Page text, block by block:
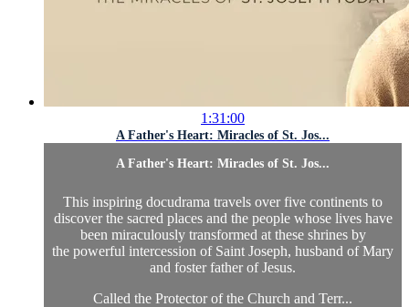
1:31:00
A Father's Heart: Miracles of St. Jos...
A Father's Heart: Miracles of St. Jos...
This inspiring docudrama travels over five continents to
discover the sacred places and the people whose lives have
been miraculously transformed at these shrines by
the powerful intercession of Saint Joseph, husband of Mary
and foster father of Jesus.
Called the Protector of the Church and Terr...